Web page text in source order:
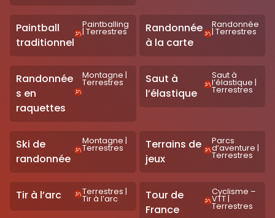
Paintball
traditionnel
Paintballing
|Terrestres
Randonnée
à la carte
Randonnée
| Terrestres
Randonnée
s en
raquettes
Montagne |
Terrestres
Saut à
l’élastique
Saut à
l’élastique |
Terrestres
Ski de
randonnée
Montagne |
Terrestres
Terrains de
jeux
Parcs
d’aventure |
Terrestres
Tir à l’arc Terrestres |
Tir à l’arc
Tour de
France
Cyclisme –
VTT|
Terrestres